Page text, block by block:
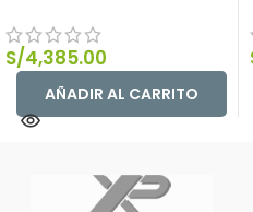
S/4,385.00
AÑADIR AL CARRITO